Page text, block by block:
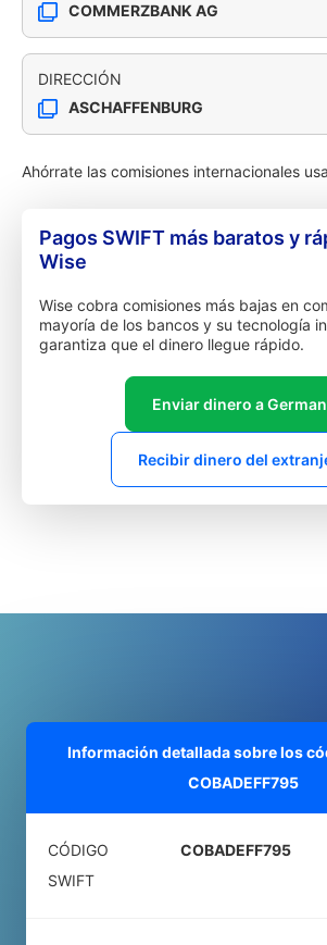
COMMERZBANK AG
DIRECCIÓN
ASCHAFFENBURG
Ahórrate las comisiones internacionales
Pagos SWIFT más baratos y
Wise
Wise cobra comisiones más bajas en
mayoría de los bancos y su tecnología
garantiza que el dinero llegue rápido.
Enviar dinero a
Recibir dinero del
Información detallada sobre los
COBADEFF795
CÓDIGO
SWIFT
COBADEFF795